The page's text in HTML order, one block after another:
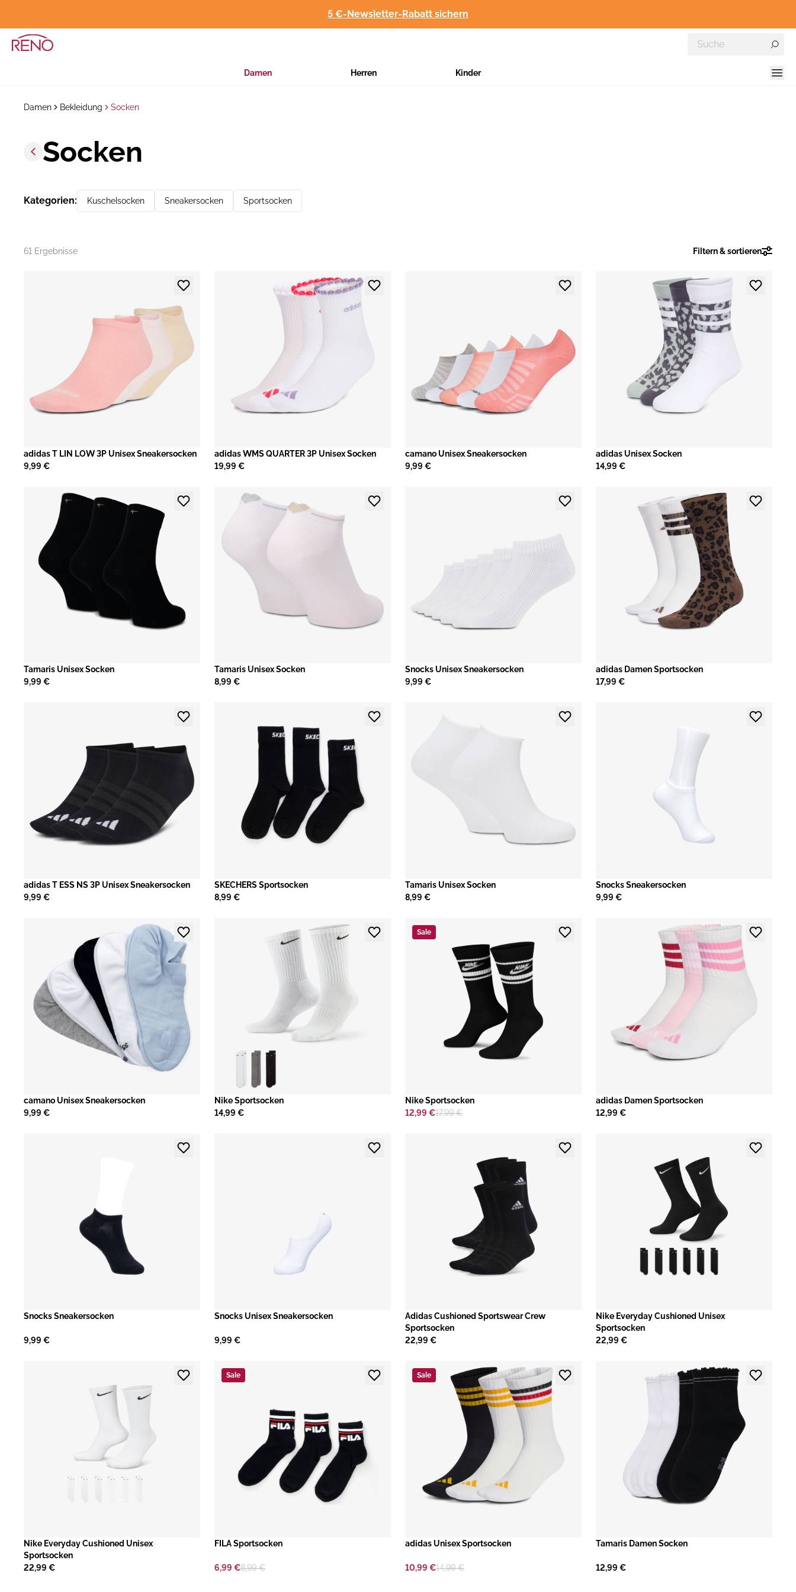
5 €-Newsletter-Rabatt sichern
Damen Herren Kinder
Damen Bekleidung Socken
Socken
Kategorien: Kuschelsocken Sneakersocken Sportsocken
Filtern & sortieren
61 Ergebnisse
adidas T LIN LOW 3P Unisex Sneakersocken
9,99 €
adidas WMS QUARTER 3P Unisex Socken
19,99 €
camano Unisex Sneakersocken
9,99 €
adidas Unisex Socken
14,99 €
Tamaris Unisex Socken
9,99 €
Tamaris Unisex Socken
8,99 €
Snocks Unisex Sneakersocken
9,99 €
adidas Damen Sportsocken
17,99 €
adidas T ESS NS 3P Unisex Sneakersocken
9,99 €
​SKECHERS Sportsocken
8,99 €
Tamaris Unisex Socken
8,99 €
​Snocks Sneakersocken
9,99 €
camano Unisex Sneakersocken
9,99 €
​Nike Sportsocken
14,99 €
Sale
​Nike Sportsocken
12,99 €17,99 €
adidas Damen Sportsocken
12,99 €
​Snocks Sneakersocken
9,99 €
Snocks Unisex Sneakersocken
9,99 €
​Adidas Cushioned Sportswear Crew
Sportsocken
22,99 €
Nike Everyday Cushioned Unisex
Sportsocken
22,99 €
Nike Everyday Cushioned Unisex
Sportsocken
22,99 €
Sale
​FILA Sportsocken
6,99 €8,99 €
Sale
adidas Unisex Sportsocken
10,99 €14,99 €
Tamaris Damen Socken
12,99 €